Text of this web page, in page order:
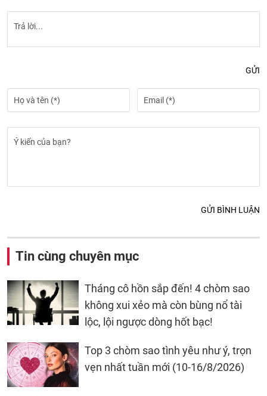
GỬI
GỬI BÌNH LUẬN
Tin cùng chuyên mục
Tháng cô hồn sắp đến! 4 chòm sao
không xui xẻo mà còn bùng nổ tài
lộc, lội ngược dòng hốt bạc!
Top 3 chòm sao tình yêu như ý, trọn
vẹn nhất tuần mới (10-16/8/2026)